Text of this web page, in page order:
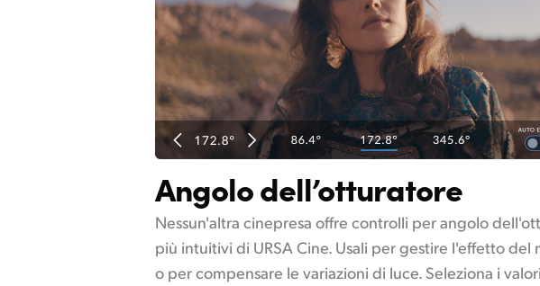
Angolo dell’otturatore
Nessun'altra cinepresa offre controlli per angolo
più intuitivi di URSA Cine. Usali per gestire l'effetto del
o per compensare le variazioni di luce. Seleziona i